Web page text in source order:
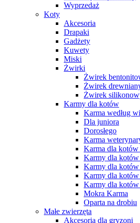
Wyprzedaż
Koty
Akcesoria
Drapaki
Gadżety
Kuwety
Miski
Żwirki
Żwirek
Żwirek
Żwirek
Karmy dla kotów
Karma według
Dla juniora
Dorosłego
Karma
Karma dla kotów
Karmy dla kotów
Karmy dla kotów
Karmy dla kotów
Karmy dla kotów
Mokra Karma
Oparta na drobiu
Małe zwierzęta
Akcesoria dla gryzoni